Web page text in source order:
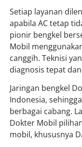
Setiap layanan
apabila AC tetap
pionir bengkel
Mobil
canggih. Teknisi
diagnosis tepat
Jaringan bengkel
Indonesia,
berbagai cabang.
Dokter Mobil
mobil, khususnya